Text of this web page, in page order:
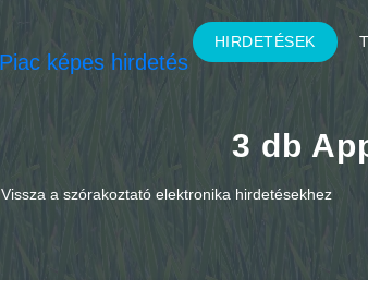
HIRDETÉSEK
3 db
Vissza a szórakoztató elektronika hirdetésekhez